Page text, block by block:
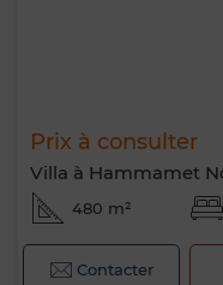
Prix à consulter
Villa à Hammamet
480 m²
Contacter